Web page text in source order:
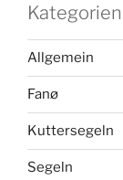
Kategorien
Allgemein
Fanø
Kuttersegeln
Segeln